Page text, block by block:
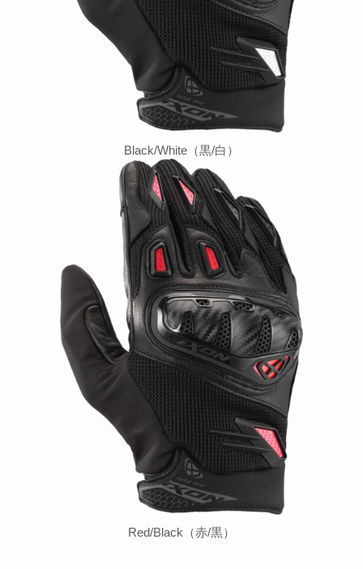
Black/White（黒/白）
Red/Black（赤/黒）